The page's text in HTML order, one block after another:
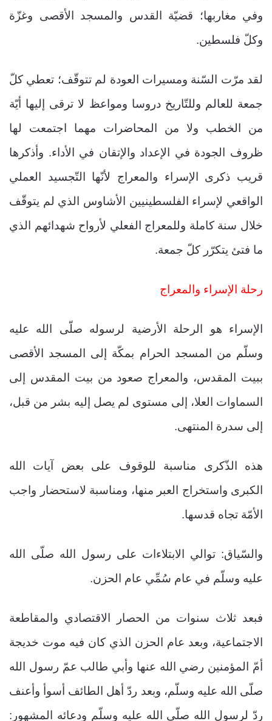
وفي مغاربها؛ قضيّة القدس والمسجد الأقصى وغزّة
وكلّ فلسطين.
لقد مرّت السّنة ومسيرات العودة لم تتوقّف؛ تعطي كلّ
جمعة للعالم وللتّاريخ دروسا ومواعظ لا ترقى إليها أيّة
من الخطب ولا من المحاضرات مهما اجتمعت لها
ظروف الجودة في الإعداد والإتقان في الأداء. وأذكرها
قريب ذكرى الإسراء والمعراج لأنّها التّجسيد العملي
الواقعي لإسراء الفلسطينيين الأشاوس الذي لم يتوقّف
خلال سنة كاملة وللمعراج الفعلي لأرواح شهدائهم الذي
ما فتئ يتكرّر كلّ جمعة.
رحلة الإسراء والمعراج
الإسراء هو الرحلة الأرضية لرسوله صلّى الله عليه
وسلّم من المسجد الحرام بمكّة إلى المسجد الأقصى
ببيت المقدس، والمعراج صعود من بيت المقدس إلى
السماوات العلا، إلى مستوى لم يصل إليه بشر من قبل،
إلى سدرة المنتهى.
هذه الذّكرى مناسبة للوقوف على بعض آيات الله
الكبرى واستخراج العبر منها، ومناسبة لاستحضار واجب
الأمّة تجاه قدسها.
والسّياق: توالي الابتلاءات على رسول الله صلّى الله
عليه وسلّم في عام سُمِّي عام الحزن.
فبعد ثلاث سنوات من الحصار الاقتصادي والمقاطعة
الاجتماعية، وبعد عام الحزن الذي كان فيه موت خديجة
أمّ المؤمنين رضي الله عنها وأبي طالب عمّ رسول الله
صلّى الله عليه وسلّم، وبعد ردّ أهل الطائف أسوأ وأعنف
ردّ لرسول الله صلّى الله عليه وسلّم ودعائه المشهور: